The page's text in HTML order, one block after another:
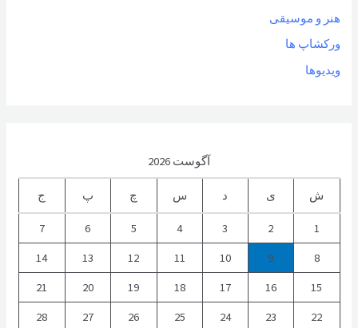
هنر و موسیقی
ورکشاپ ها
ویدیوها
آگوست 2026
ش ی د س چ پ ج
1
2
3
4
5
6
7
8
9
10
11
12
13
14
15
16
17
18
19
20
21
22
23
24
25
26
27
28